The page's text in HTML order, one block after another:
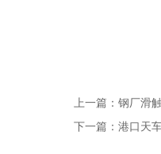
上一篇： 钢厂滑
下一篇： 港口天